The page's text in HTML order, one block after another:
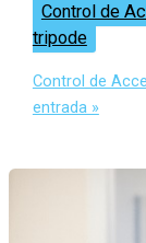
Control de
tripode
Control de
entrada »